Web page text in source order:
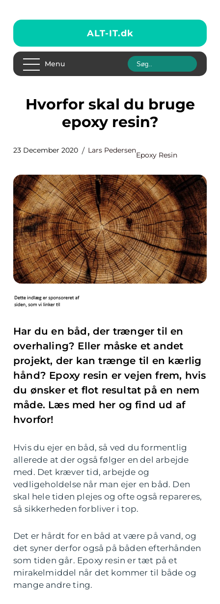
ALT-IT.dk
Menu
Hvorfor skal du bruge
epoxy resin?
23 December 2020 Lars Pedersen
Epoxy Resin
Har du en båd, der trænger til en
overhaling? Eller måske et andet
projekt, der kan trænge til en kærlig
hånd? Epoxy resin er vejen frem, hvis
du ønsker et flot resultat på en nem
måde. Læs med her og find ud af
hvorfor!
Hvis du ejer en båd, så ved du formentlig
allerede at der også følger en del arbejde
med. Det kræver tid, arbejde og
vedligeholdelse når man ejer en båd. Den
skal hele tiden plejes og ofte også repareres,
så sikkerheden forbliver i top.
Det er hårdt for en båd at være på vand, og
det syner derfor også på båden efterhånden
som tiden går. Epoxy resin er tæt på et
mirakelmiddel når det kommer til både og
mange andre ting.